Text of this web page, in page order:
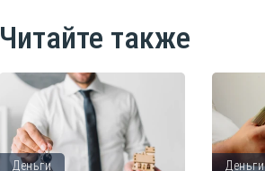
Читайте также
Деньги Деньги